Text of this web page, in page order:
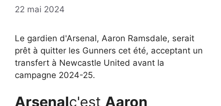
22 mai 2024
Le gardien d'Arsenal, Aaron Ramsdale, serait
prêt à quitter les Gunners cet été, acceptant un
transfert à Newcastle United avant la
campagne 2024-25.
Arsenalc'est Aaron